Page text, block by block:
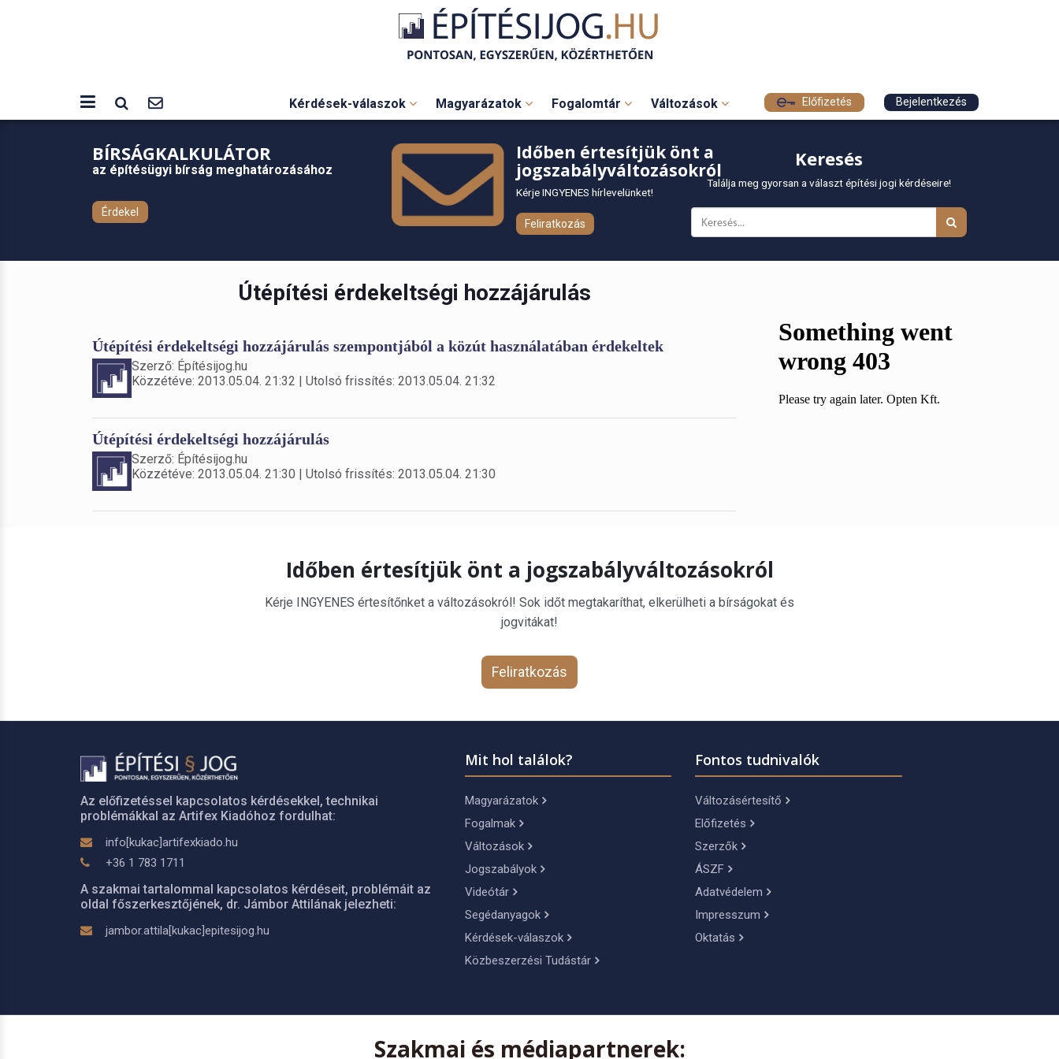
Kérdések-válaszok Magyarázatok Fogalomtár Változások Előfizetés Bejelentkezés
BÍRSÁGKALKULÁTOR
az építésügyi bírság meghatározásához
Érdekel
Időben értesítjük önt a
jogszabályváltozásokról
Kérje INGYENES hírlevelünket!
Feliratkozás
Keresés
Találja meg gyorsan a választ építési jogi kérdéseire!
Útépítési érdekeltségi hozzájárulás
Útépítési érdekeltségi hozzájárulás szempontjából a közút használatában érdekeltek
Szerző: Építésijog.hu
Közzétéve: 2013.05.04. 21:32 | Utolsó frissítés: 2013.05.04. 21:32
Útépítési érdekeltségi hozzájárulás
Szerző: Építésijog.hu
Közzétéve: 2013.05.04. 21:30 | Utolsó frissítés: 2013.05.04. 21:30
Időben értesítjük önt a jogszabályváltozásokról
Kérje INGYENES értesítőnket a változásokról! Sok időt megtakaríthat, elkerülheti a bírságokat és
jogvitákat!
Feliratkozás
Az előfizetéssel kapcsolatos kérdésekkel, technikai
problémákkal az Artifex Kiadóhoz fordulhat:
info[kukac]artifexkiado.hu
+36 1 783 1711
A szakmai tartalommal kapcsolatos kérdéseit, problémáit az
oldal főszerkesztőjének, dr. Jámbor Attilának jelezheti:
jambor.attila[kukac]epitesijog.hu
Mit hol találok?
Magyarázatok
Fogalmak
Változások
Jogszabályok
Videótár
Segédanyagok
Kérdések-válaszok
Közbeszerzési Tudástár
Fontos tudnivalók
Változásértesítő
Előfizetés
Szerzők
ÁSZF
Adatvédelem
Impresszum
Oktatás
Szakmai és médiapartnerek: